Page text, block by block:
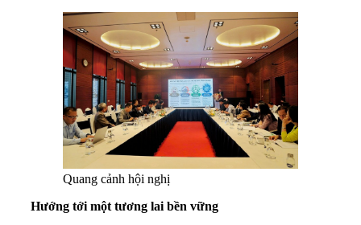
Quang cảnh hội nghị
Hướng tới một tương lai bền vững